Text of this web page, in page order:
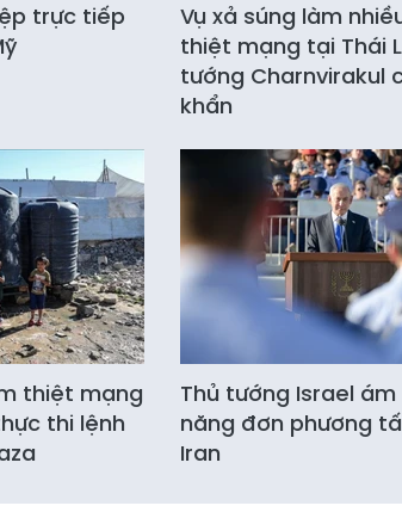
trực tiếp
Vụ xả súng làm
thiệt mạng tại Thái
tướng Charnvirakul
khẩn
thiệt mạng
thi lệnh
Thủ tướng Israel
năng đơn phương
Iran